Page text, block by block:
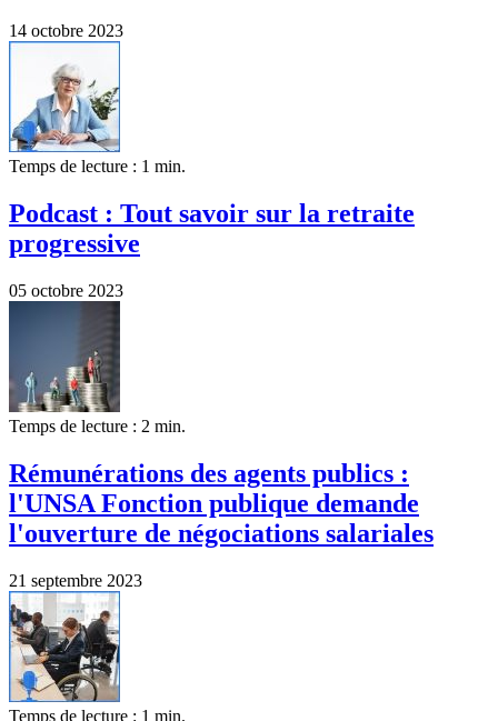
14 octobre 2023
Temps de lecture : 1 min.
Podcast : Tout savoir sur la retraite
progressive
05 octobre 2023
Temps de lecture : 2 min.
Rémunérations des agents publics :
l'UNSA Fonction publique demande
l'ouverture de négociations salariales
21 septembre 2023
Temps de lecture : 1 min.